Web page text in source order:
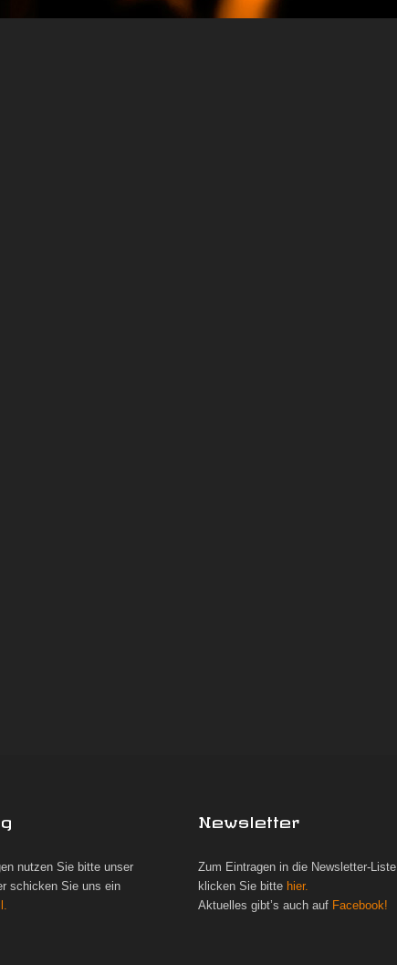
nutzen Sie bitte unser
schicken Sie uns ein
Newsletter
Zum Eintragen in die Newsletter-Liste
klicken Sie bitte hier.
Aktuelles gibt’s auch auf Facebook!